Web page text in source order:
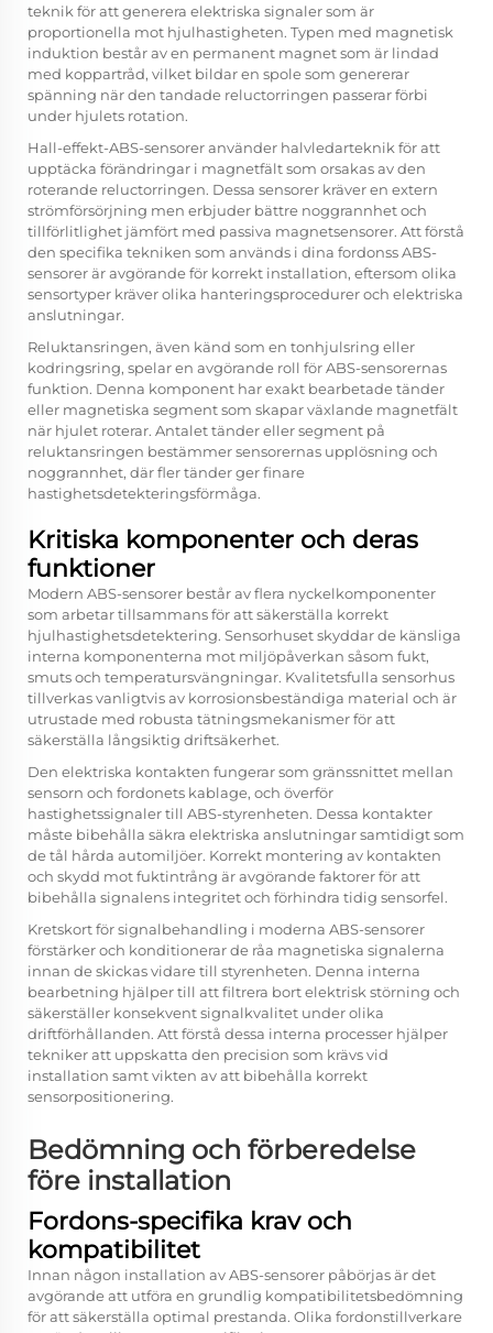
teknik för att generera elektriska signaler som är
proportionella mot hjulhastigheten. Typen med magnetisk
induktion består av en permanent magnet som är lindad
med koppartråd, vilket bildar en spole som genererar
spänning när den tandade reluctorringen passerar förbi
under hjulets rotation.
Hall-effekt-ABS-sensorer använder halvledarteknik för att
upptäcka förändringar i magnetfält som orsakas av den
roterande reluctorringen. Dessa sensorer kräver en extern
strömförsörjning men erbjuder bättre noggrannhet och
tillförlitlighet jämfört med passiva magnetsensorer. Att förstå
den specifika tekniken som används i dina fordonss ABS-
sensorer är avgörande för korrekt installation, eftersom olika
sensortyper kräver olika hanteringsprocedurer och elektriska
anslutningar.
Reluktansringen, även känd som en tonhjulsring eller
kodringsring, spelar en avgörande roll för ABS-sensorernas
funktion. Denna komponent har exakt bearbetade tänder
eller magnetiska segment som skapar växlande magnetfält
när hjulet roterar. Antalet tänder eller segment på
reluktansringen bestämmer sensorernas upplösning och
noggrannhet, där fler tänder ger finare
hastighetsdetekteringsförmåga.
Kritiska komponenter och deras
funktioner
Modern ABS-sensorer består av flera nyckelkomponenter
som arbetar tillsammans för att säkerställa korrekt
hjulhastighetsdetektering. Sensorhuset skyddar de känsliga
interna komponenterna mot miljöpåverkan såsom fukt,
smuts och temperatursvängningar. Kvalitetsfulla sensorhus
tillverkas vanligtvis av korrosionsbeständiga material och är
utrustade med robusta tätningsmekanismer för att
säkerställa långsiktig driftsäkerhet.
Den elektriska kontakten fungerar som gränssnittet mellan
sensorn och fordonets kablage, och överför
hastighetssignaler till ABS-styrenheten. Dessa kontakter
måste bibehålla säkra elektriska anslutningar samtidigt som
de tål hårda automiljöer. Korrekt montering av kontakten
och skydd mot fuktintrång är avgörande faktorer för att
bibehålla signalens integritet och förhindra tidig sensorfel.
Kretskort för signalbehandling i moderna ABS-sensorer
förstärker och konditionerar de råa magnetiska signalerna
innan de skickas vidare till styrenheten. Denna interna
bearbetning hjälper till att filtrera bort elektrisk störning och
säkerställer konsekvent signalkvalitet under olika
driftförhållanden. Att förstå dessa interna processer hjälper
tekniker att uppskatta den precision som krävs vid
installation samt vikten av att bibehålla korrekt
sensorpositionering.
Bedömning och förberedelse
före installation
Fordons-specifika krav och
kompatibilitet
Innan någon installation av ABS-sensorer påbörjas är det
avgörande att utföra en grundlig kompatibilitetsbedömning
för att säkerställa optimal prestanda. Olika fordonstillverkare